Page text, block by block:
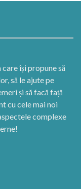
își propune să
să le ajute pe
și să facă față
cu cele mai noi
complexe